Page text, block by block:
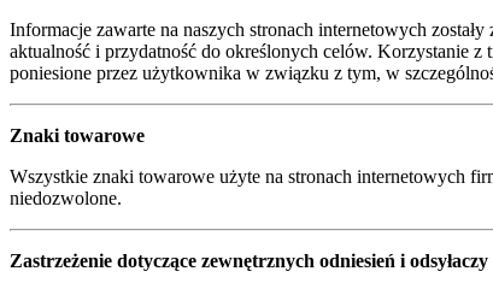
Informacje zawarte na naszych stronach internetowych
aktualność i przydatność do określonych celów. Korzystanie
poniesione przez użytkownika w związku z tym, w
Znaki towarowe
Wszystkie znaki towarowe użyte na stronach internetowych
niedozwolone.
Zastrzeżenie dotyczące zewnętrznych odniesień i odsyłaczy